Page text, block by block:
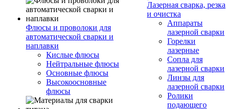
Флюсы и проволоки для
автоматической сварки и
наплавки
Кислые флюсы
Нейтральные флюсы
Основные флюсы
Высокоосновные
флюсы
Лазерная сварка, резка
и очистка
Аппараты
лазерной сварки
Горелки
лазерные
Сопла для
лазерной сварки
Линзы для
лазерной сварки
Ролики
подающего